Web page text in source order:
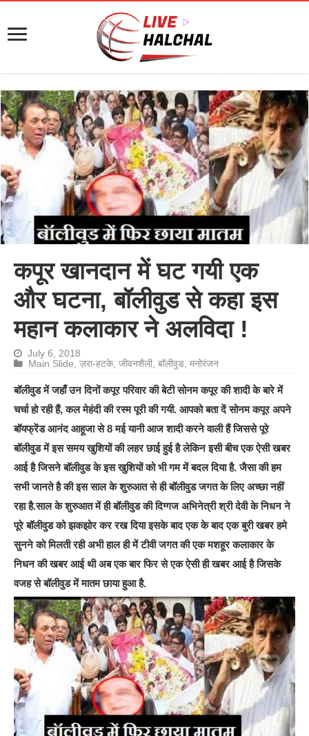
कपूर खानदान में घट गयी एक
और घटना, बॉलीवुड से कहा इस
महान कलाकार ने अलविदा !
July 6, 2018
Main Slide ,ज़रा-हटके,जीवनशैली ,बॉलीवुड ,मनोरंजन
बॉलीवुड में जहाँ उन दिनों कपूर परिवार की बेटी सोनम कपूर की शादी के बारे में
चर्चा हो रही हैं, कल मेहंदी की रस्म पूरी की गयी. आपको बता दें सोनम कपूर अपने
बॉयफ्रेंड आनंद आहूजा से 8 मई यानी आज शादी करने वाली हैं जिससे पूरे
बॉलीवुड में इस समय खुशियों की लहर छाई हुई है लेकिन इसी बीच एक ऐसी खबर
आई है जिसने बॉलीवुड के इस खुशियों को भी गम में बदल दिया है. जैसा की हम
सभी जानते है की इस साल के शुरुआत से ही बॉलीवुड जगत के लिए अच्छा नहीं
रहा है.साल के शुरुआत में ही बॉलीवुड की दिग्गज अभिनेत्री श्री देवी के निधन ने
पूरे बॉलीवुड को झकझोर कर रख दिया इसके बाद एक के बाद एक बुरी खबर हमे
सुनने को मिलती रही अभी हाल ही में टीवी जगत की एक मशहूर कलाकार के
निधन की खबर आई थी अब एक बार फिर से एक ऐसी ही खबर आई है जिसके
वजह से बॉलीवुड में मातम छाया हुआ है.